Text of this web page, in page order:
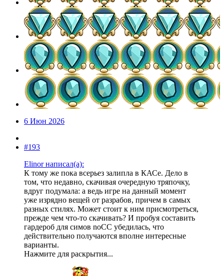
6 Июн 2026
#193
Elinor написал(а):
К тому же пока всерьез залипла в КАСе. Дело в
том, что недавно, скачивая очередную тряпочку,
вдруг подумала: а ведь игре на данный момент
уже изрядно вещей от разрабов, причем в самых
разных стилях. Может стоит к ним присмотреться,
прежде чем что-то скачивать? И пробуя составить
гардероб для симов noСС убедилась, что
действительно получаются вполне интересные
варианты.
Нажмите для раскрытия...